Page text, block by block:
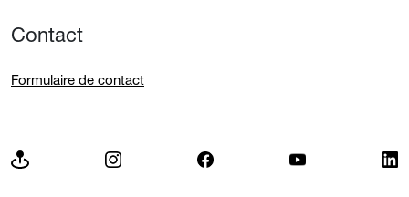
Contact
Formulaire de contact